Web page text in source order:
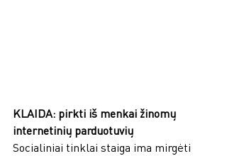
KLAIDA: pirkti iš menkai žinomų
internetinių parduotuvių
Socialiniai tinklai staiga ima mirgėti